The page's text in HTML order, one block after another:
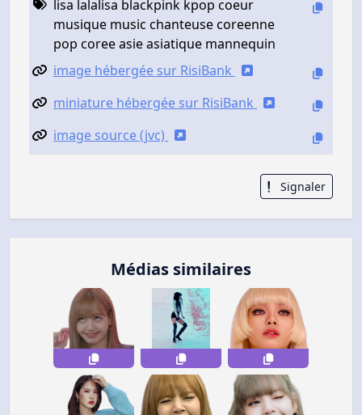
lisa lalalisa blackpink kpop coeur
musique music chanteuse coreenne
pop coree asie asiatique mannequin
image hébergée sur RisiBank
miniature hébergée sur RisiBank
image source (jvc)
Signaler
Médias similaires